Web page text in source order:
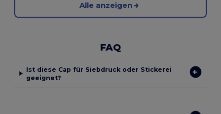
Alle anzeigen
FAQ
Ist diese Cap für Siebdruck oder Stickerei
geeignet?